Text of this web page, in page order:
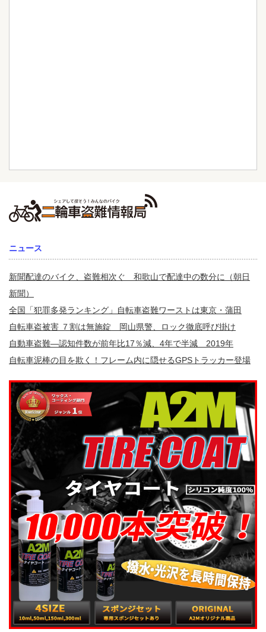
ニュース
新聞配達のバイク、盗難相次ぐ 和歌山で配達中の数分に（朝日
新聞）
全国「犯罪多発ランキング」自転車盗難ワーストは東京・蒲田
自転車盗被害 ７割は無施錠 岡山県警、ロック徹底呼び掛け
自動車盗難—認知件数が前年比17％減、4年で半減 2019年
自転車泥棒の目を欺く！フレーム内に隠せるGPSトラッカー登場